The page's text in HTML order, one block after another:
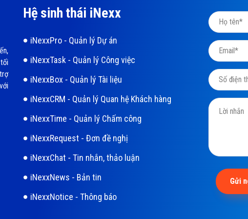
Hệ sinh thái iNexx
iNexxPro - Quản lý Dự án
iNexxTask - Quản lý Công việc
iNexxBox - Quản lý Tài liệu
iNexxCRM - Quản lý Quan hệ Khách hàng
iNexxTime - Quản lý Chấm công
iNexxRequest - Đơn đề nghị
iNexxChat - Tin nhắn, thảo luận
iNexxNews - Bản tin
iNexxNotice - Thông báo
Gửi